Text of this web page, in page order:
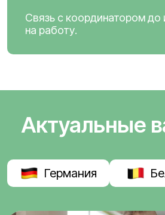
Связь с координатором до
на работу.
Актуальные
Германия